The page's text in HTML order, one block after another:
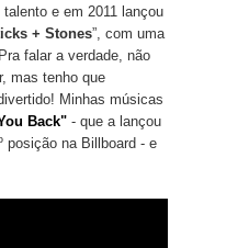
e em 2011 lançou
+ Stones”, com uma
falar a verdade, não
mas tenho que
Minhas músicas
Back" - que a lançou
posição na Billboard - e